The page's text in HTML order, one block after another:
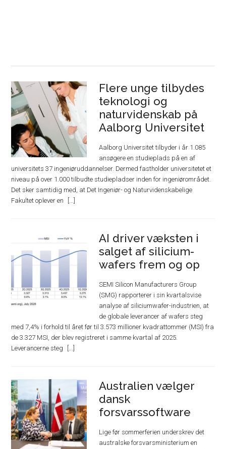
Flere unge tilbydes
teknologi og
naturvidenskab på
Aalborg Universitet
Aalborg Universitet tilbyder i år 1.085
ansøgere en studieplads på en af
universitets 37 ingeniøruddannelser. Dermed fastholder universitetet et
niveau på over 1.000 tilbudte studiepladser inden for ingeniørområdet.
Det sker samtidig med, at Det Ingeniør- og Naturvidenskabelige
Fakultet oplever en
AI driver væksten i
salget af silicium-
wafers frem og op
SEMI Silicon Manufacturers Group
(SMG) rapporterer i sin kvartalsvise
analyse af siliciumwafer-industrien, at
de globale leverancer af wafers steg
med 7,4% i forhold til året før til 3.573 millioner kvadrattommer (MSI) fra
de 3.327 MSI, der blev registreret i samme kvartal af 2025.
Leverancerne steg
Australien vælger
dansk
forsvarssoftware
Lige før sommerferien underskrev det
australske forsvarsministerium en